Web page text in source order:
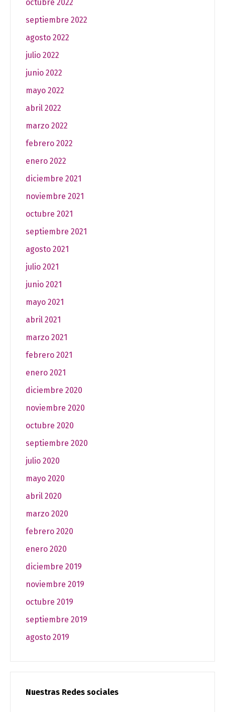
octubre 2022
septiembre 2022
agosto 2022
julio 2022
junio 2022
mayo 2022
abril 2022
marzo 2022
febrero 2022
enero 2022
diciembre 2021
noviembre 2021
octubre 2021
septiembre 2021
agosto 2021
julio 2021
junio 2021
mayo 2021
abril 2021
marzo 2021
febrero 2021
enero 2021
diciembre 2020
noviembre 2020
octubre 2020
septiembre 2020
julio 2020
mayo 2020
abril 2020
marzo 2020
febrero 2020
enero 2020
diciembre 2019
noviembre 2019
octubre 2019
septiembre 2019
agosto 2019
Nuestras Redes sociales